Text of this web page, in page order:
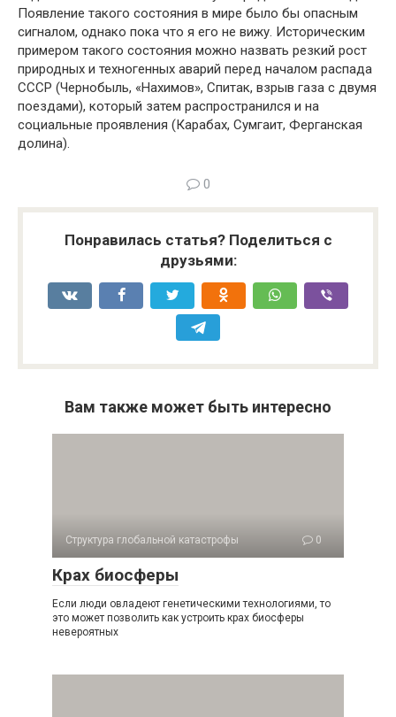
Появление такого состояния в мире было бы опасным
сигналом, однако пока что я его не вижу. Историческим
примером такого состояния можно назвать резкий рост
природных и техногенных аварий перед началом распада
СССР (Чернобыль, «Нахимов», Спитак, взрыв газа с двумя
поездами), который затем распространился и на
социальные проявления (Карабах, Сумгаит, Ферганская
долина).
0
Понравилась статья? Поделиться с
друзьями:
Вам также может быть интересно
Структура глобальной катастрофы 0
Крах биосферы
Если люди овладеют генетическими технологиями, то
это может позволить как устроить крах биосферы
невероятных